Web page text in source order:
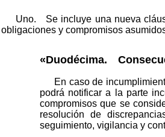
Uno. Se incluye una nueva
obligaciones y compromisos
«Duodécima.
En caso de
podrá notificar a la parte
compromisos que se
resolución de
seguimiento, vigilancia y